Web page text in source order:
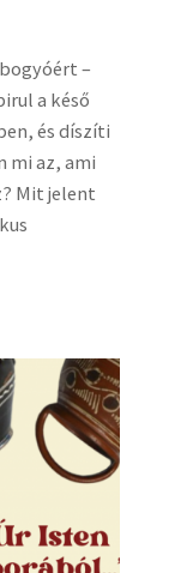
–
a késő
és díszíti
mi az, ami
Mit jelent